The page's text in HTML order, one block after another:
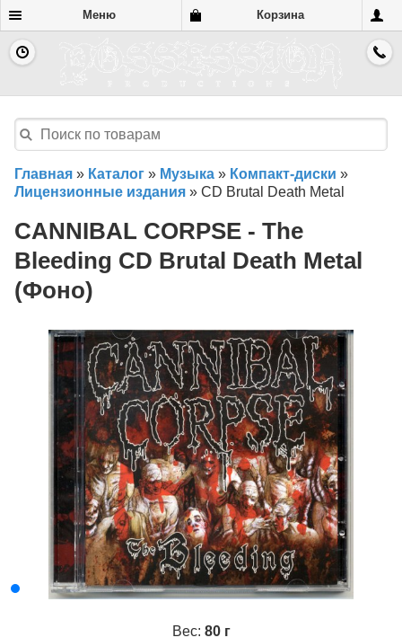
Меню Корзина
Главная » Каталог » Музыка » Компакт-диски »
Лицензионные издания » CD Brutal Death Metal
CANNIBAL CORPSE - The
Bleeding CD Brutal Death Metal
(Фоно)
Вес: 80 г